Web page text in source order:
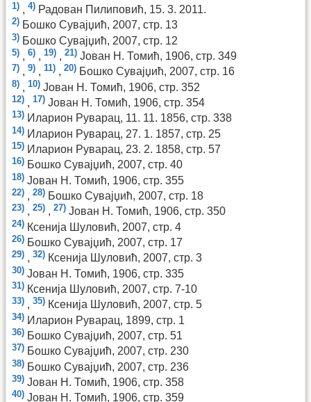
1) , 4) Радован Пилиповић, 15. 3. 2011.
2) Бошко Сувајџић, 2007, стр. 13
3) Бошко Сувајџић, 2007, стр. 12
5) , 6) , 19) , 21) Јован Н. Томић, 1906, стр. 349
7) , 9) , 11) , 20) Бошко Сувајџић, 2007, стр. 16
8) , 10) Јован Н. Томић, 1906, стр. 352
12) , 17) Јован Н. Томић, 1906, стр. 354
13) Иларион Руварац, 11. 11. 1856, стр. 338
14) Иларион Руварац, 27. 1. 1857, стр. 25
15) Иларион Руварац, 23. 2. 1858, стр. 57
16) Бошко Сувајџић, 2007, стр. 40
18) Јован Н. Томић, 1906, стр. 355
22) , 28) Бошко Сувајџић, 2007, стр. 18
23) , 25) , 27) Јован Н. Томић, 1906, стр. 350
24) Ксенија Шуловић, 2007, стр. 4
26) Бошко Сувајџић, 2007, стр. 17
29) , 32) Ксенија Шуловић, 2007, стр. 3
30) Јован Н. Томић, 1906, стр. 335
31) Ксенија Шуловић, 2007, стр. 7-10
33) , 35) Ксенија Шуловић, 2007, стр. 5
34) Иларион Руварац, 1899, стр. 1
36) Бошко Сувајџић, 2007, стр. 51
37) Бошко Сувајџић, 2007, стр. 230
38) Бошко Сувајџић, 2007, стр. 236
39) Јован Н. Томић, 1906, стр. 358
40) Јован Н. Томић, 1906, стр. 359